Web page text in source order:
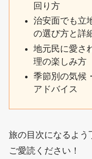
回り方
治安面でも立
の選び方と詳
地元民に愛さ
理の楽しみ方
季節別の気候
アドバイス
旅の目次になるよ
ご愛読ください！